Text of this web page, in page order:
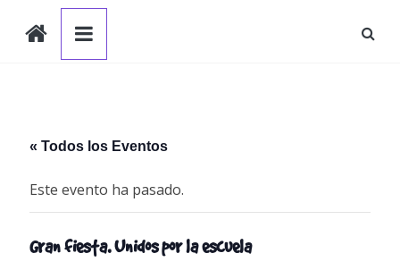
« Todos los Eventos
Este evento ha pasado.
Gran fiesta. Unidos por la escuela